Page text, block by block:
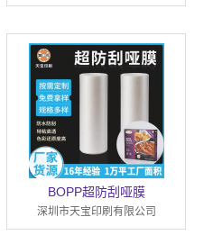
BOPP超防刮哑膜
深圳市天宝印刷有限公司